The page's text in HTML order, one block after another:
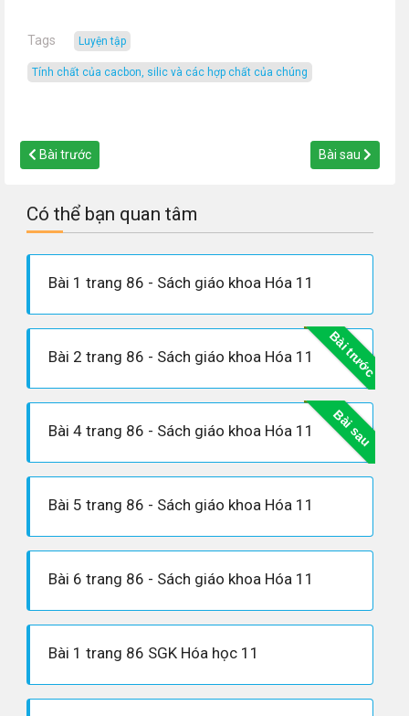
Tags luyện tập
tính chất của cacbon, silic và các hợp chất của chúng
Bài trước Bài sau
Có thể bạn quan tâm
Bài 1 trang 86 - Sách giáo khoa Hóa 11
Bài trước
Bài 2 trang 86 - Sách giáo khoa Hóa 11
Bài sau
Bài 4 trang 86 - Sách giáo khoa Hóa 11
Bài 5 trang 86 - Sách giáo khoa Hóa 11
Bài 6 trang 86 - Sách giáo khoa Hóa 11
Bài 1 trang 86 SGK Hóa học 11